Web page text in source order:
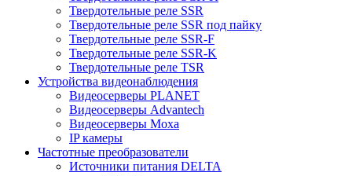
Твердотельные реле SSR
Твердотельные реле SSR под пайку
Твердотельные реле SSR-F
Твердотельные реле SSR-K
Твердотельные реле TSR
Устройства видеонаблюдения
Видеосерверы PLANET
Видеосерверы Advantech
Видеосерверы Moxa
IP камеры
Частотные преобразователи
Источники питания DELTA